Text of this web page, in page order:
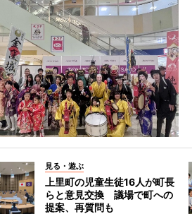
見る・遊ぶ
上里町の児童生徒16人が町長
らと意見交換 議場で町への
提案、再質問も